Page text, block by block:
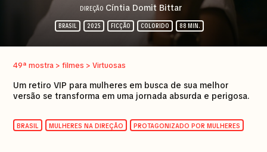
DIREÇÃO Cíntia Domit Bittar
BRASIL 2025 FICÇÃO COLORIDO 88 MIN.
49ª mostra > filmes > Virtuosas
Um retiro VIP para mulheres em busca de sua melhor
versão se transforma em uma jornada absurda e perigosa.
BRASIL MULHERES NA DIREÇÃO PROTAGONIZADO POR MULHERES